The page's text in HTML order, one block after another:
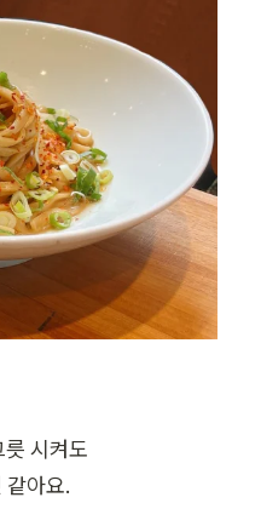
시켜도
같아요.